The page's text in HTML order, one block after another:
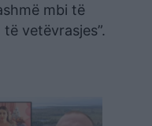
mbi të
vetëvrasjes”.